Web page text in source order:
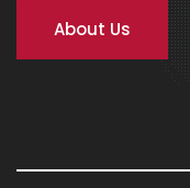
About Us